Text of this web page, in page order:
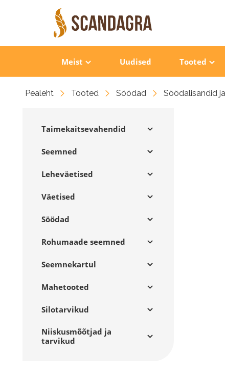
Meist Uudised Tooted
Pealeht Tooted Söödad Söödalisandid
Taimekaitsevahendid
Seemned
Leheväetised
Väetised
Söödad
Rohumaade seemned
Seemnekartul
Mahetooted
Silotarvikud
Niiskusmõõtjad ja
tarvikud